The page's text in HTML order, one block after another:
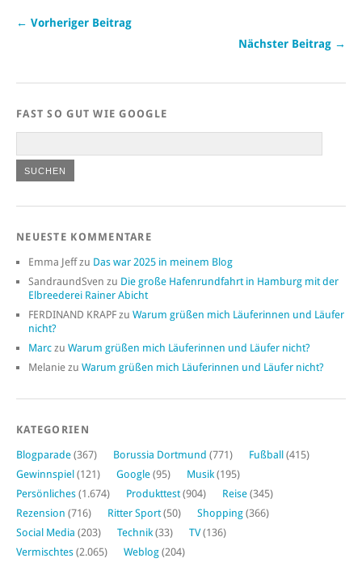
← Vorheriger Beitrag
Nächster Beitrag →
FAST SO GUT WIE GOOGLE
NEUESTE KOMMENTARE
Emma Jeffzu Das war 2025 in meinem Blog
SandraundSven zu Die große Hafenrundfahrt in Hamburg mit der
Elbreederei Rainer Abicht
FERDINAND KRAPF zu Warum grüßen mich Läuferinnen und Läufer
nicht?
Marc zu Warum grüßen mich Läuferinnen und Läufer nicht?
Melanie zu Warum grüßen mich Läuferinnen und Läufer nicht?
KATEGORIEN
Blogparade (367) Borussia Dortmund (771) Fußball (415)
Gewinnspiel (121) Google (95) Musik(195)
Persönliches (1.674) Produkttest(904) Reise (345)
Rezension (716) Ritter Sport(50) Shopping (366)
Social Media (203) Technik(33) TV(136)
Vermischtes (2.065) Weblog (204)